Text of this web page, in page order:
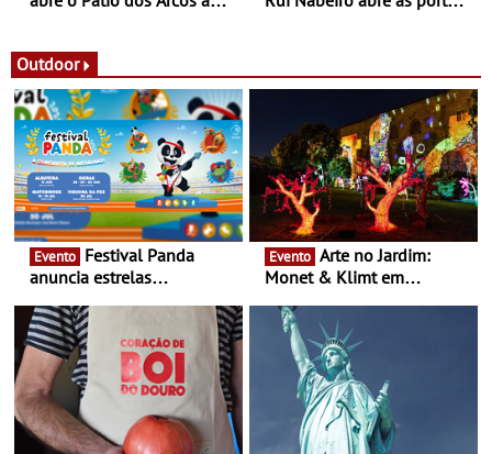
16 de agosto
Outdoor
Evento
anuncia estrelas
- Entre Junho e Julho pelo
país
Evento
Monet & Klimt em
ao final de Setembro -
Experiência luminosa no
jardim do Museu de
Alberto Sampaio